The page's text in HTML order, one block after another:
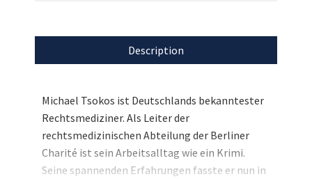
Description
Michael Tsokos ist Deutschlands bekanntester
Rechtsmediziner. Als Leiter der
rechtsmedizinischen Abteilung der Berliner
Charité ist sein Arbeitsalltag wie ein Krimi.
Seine spannenden Erfahrungen fasste er nun in